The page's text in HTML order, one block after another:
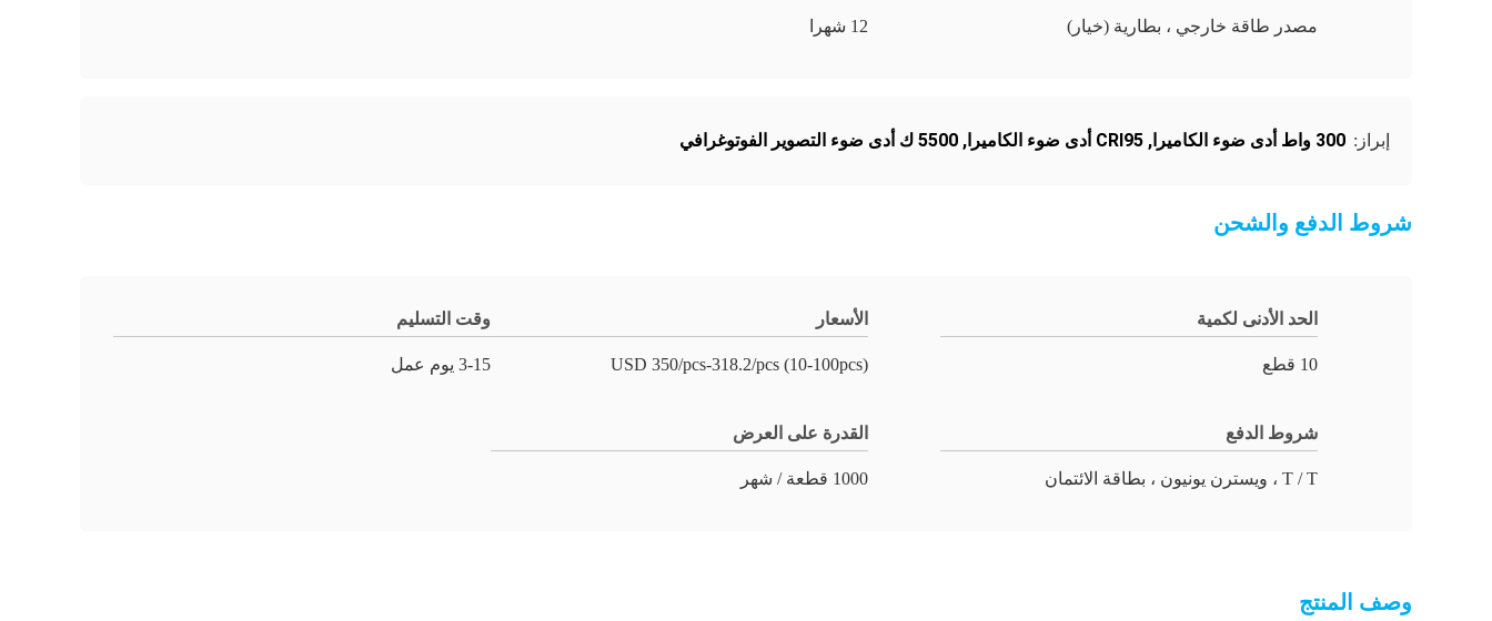
مصدر طاقة خارجي ، بطارية (خيار) 12 شهرا
إبراز: 300 واط أدى ضوء الكاميرا , CRI95 أدى ضوء الكاميرا , 5500 ك أدى ضوء التصوير الفوتوغرافي
شروط الدفع والشحن
الحد الأدنى لكمية
10 قطع
الأسعار
USD 350/pcs-318.2/pcs (10-100pcs)
وقت التسليم
3-15 يوم عمل
شروط الدفع
T / T ، ويسترن يونيون ، بطاقة الائتمان
القدرة على العرض
1000 قطعة / شهر
وصف المنتج